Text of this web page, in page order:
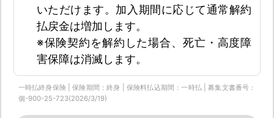
いただけます。加入期間に応じて通常解約
払戻金は増加します。
※保険契約を解約した場合、死亡・高度障
害保障は消滅します。
一時払終身保険 | 保険期間：終身 | 保険料払込期間：一時払 | 募集文書番号：
個-900-25-723(2026/3/19)